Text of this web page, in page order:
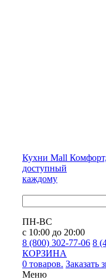
Кухни Mall Комфорт,
доступный
каждому
ПН-ВС
с 10:00 до 20:00
8 (800) 302-77-06 8
КОРЗИНА
0 товаров. Заказать
Меню